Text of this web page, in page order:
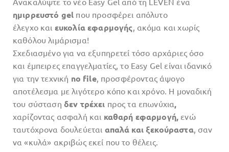
ημιρρευστό gel που προσφέρει απόλυτο
έλεγχο και ευκολία εφαρμογής, ακόμα και χωρίς
καθόλου λιμάρισμα!
Σχεδιασμένο για να εξυπηρετεί τόσο αρχάριες όσο
και έμπειρες επαγγελματίες, το Easy Gel είναι ιδανικό
για την τεχνική no file, προσφέροντας άψογο
αποτέλεσμα με λιγότερο κόπο και χρόνο. Η μοναδική
του σύσταση δεν τρέχει προς τα επωνύχια,
χαρίζοντας ασφαλή και καθαρή εφαρμογή, ενώ
ταυτόχρονα δουλεύεται απαλά και ξεκούραστα, σαν
να «κυλά» ακριβώς εκεί που το θέλεις.